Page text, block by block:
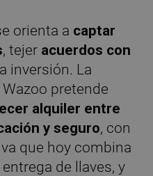
orienta a captar
, tejer acuerdos con
inversión. La
pretende
alquiler entre
y seguro, con
que hoy combina
de llaves, y